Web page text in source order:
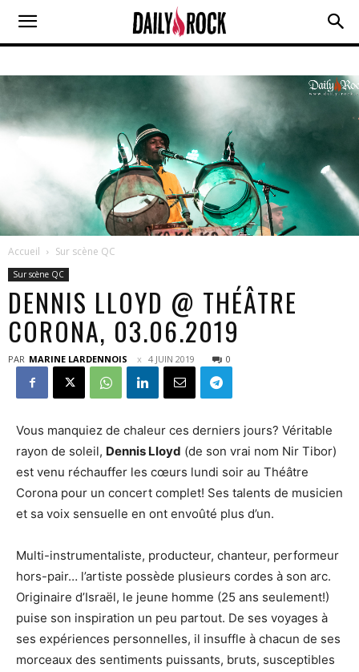
Accueil Sur scène QC
Sur scène QC
DENNIS LLOYD @ THÉÂTRE
CORONA, 03.06.2019
PAR MARINE LARDENNOIS 4 JUIN 2019 0
Vous manquiez de chaleur ces derniers jours? Véritable
rayon de soleil, Dennis Lloyd (de son vrai nom Nir Tibor)
est venu réchauffer les cœurs lundi soir au Théâtre
Corona pour un concert complet! Ses talents de musicien
et sa voix sensuelle en ont envoûté plus d’un.
Multi-instrumentaliste, producteur, chanteur, performeur
hors-pair… l’artiste possède plusieurs cordes à son arc.
Originaire d’Israël, le jeune homme (25 ans seulement!)
puise son inspiration un peu partout. De ses voyages à
ses expériences personnelles, il insuffle à chacun de ses
morceaux des sentiments puissants, bruts, susceptibles